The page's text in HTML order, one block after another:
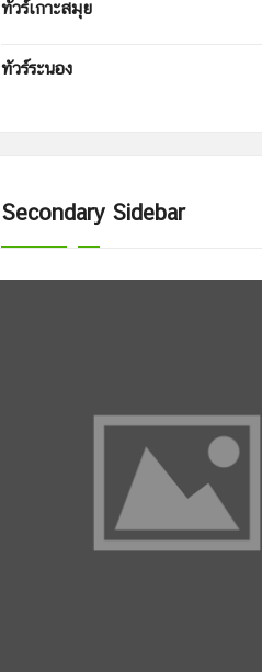
ทัวร์เกาะสมุย
ทัวร์ระนอง
Secondary Sidebar